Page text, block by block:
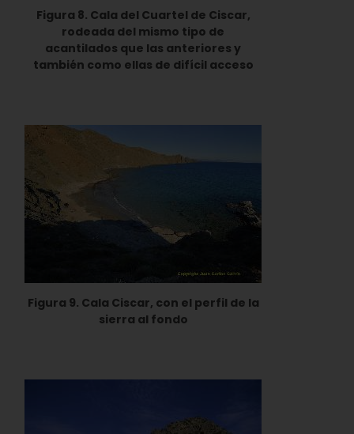
Figura 8. Cala del Cuartel de Ciscar,
rodeada del mismo tipo de
acantilados que las anteriores y
también como ellas de difícil acceso
Figura 9. Cala Ciscar, con el perfil de la
sierra al fondo